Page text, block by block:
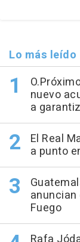
Lo más leído
nuevo
a
El Real
a punto
Fuego